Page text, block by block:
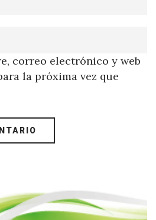
correo electrónico y web
la próxima vez que